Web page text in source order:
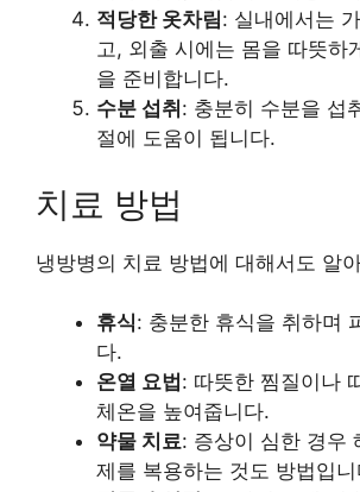
적당한 옷차림: 실내에서는
고, 외출 시에는 몸을 따뜻하
을 준비합니다.
수분 섭취 : 충분히 수분을 섭
절에 도움이 됩니다.
치료 방법
냉방병의 치료 방법에 대해서도 알
휴식: 충분한 휴식을 취하며
다.
온열 요법 : 따뜻한 찜질이나
체온을 높여줍니다.
약물 치료: 증상이 심한 경우
제를 복용하는 것도 방법입니